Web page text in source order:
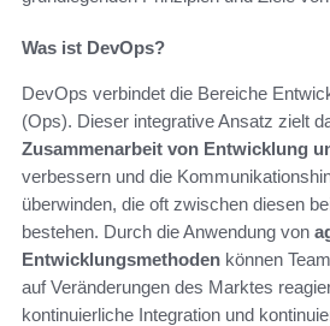
Was ist DevOps?
DevOps verbindet die Bereiche
(Ops). Dieser integrative Ansatz zielt
Zusammenarbeit von Entwicklung
verbessern und die
überwinden, die oft zwischen diesen
bestehen. Durch die Anwendung von
Entwicklungsmethoden können
auf Veränderungen des Marktes
kontinuierliche Integration und